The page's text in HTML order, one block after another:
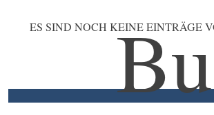
ES SIND NOCH KEINE EINTRÄGE